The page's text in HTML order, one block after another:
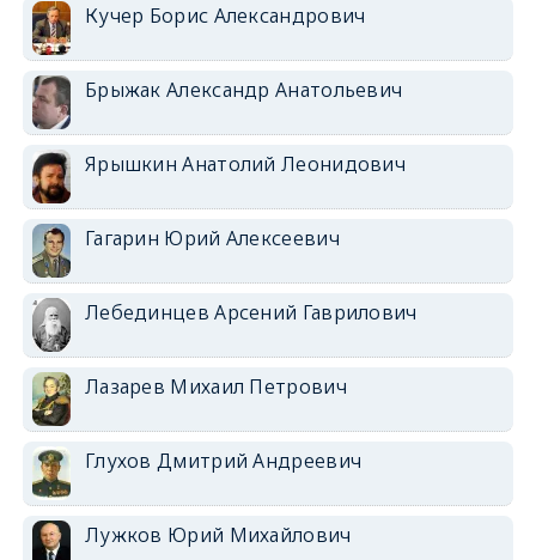
Кучер Борис Александрович
Брыжак Александр Анатольевич
Ярышкин Анатолий Леонидович
Гагарин Юрий Алексеевич
Лебединцев Арсений Гаврилович
Лазарев Михаил Петрович
Глухов Дмитрий Андреевич
Лужков Юрий Михайлович